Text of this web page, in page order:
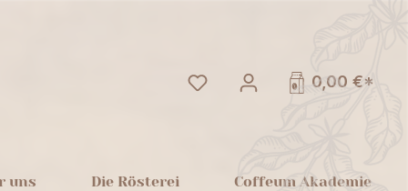
Du hast 0 Produkte auf
0,00 €*
uns Die Rösterei Coffeum Akademie